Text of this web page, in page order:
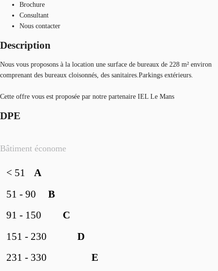
Brochure
Consultant
Nous contacter
Description
Nous vous proposons à la location une surface de bureaux de 228 m² environ
comprenant des bureaux cloisonnés, des sanitaires.Parkings extérieurs.
Cette offre vous est proposée par notre partenaire IEL Le Mans
DPE
Bâtiment économe
A
< 51
B
51 - 90
C
91 - 150
D
151 - 230
E
231 - 330